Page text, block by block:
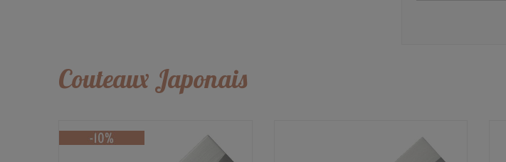
Couteaux Japonais